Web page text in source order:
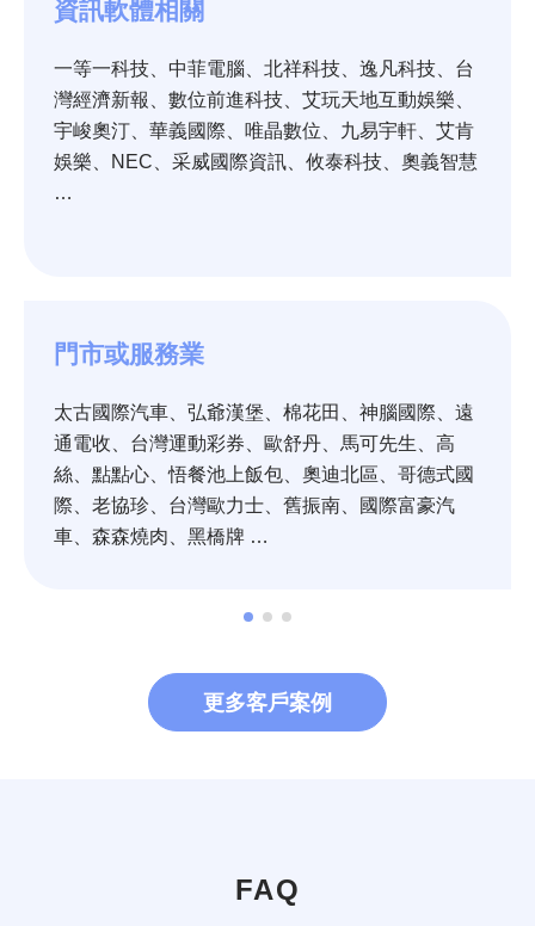
資訊軟體相關
一等一科技、中菲電腦、北祥科技、逸凡科技、台
灣經濟新報、數位前進科技、艾玩天地互動娛樂、
宇峻奧汀、華義國際、唯晶數位、九易宇軒、艾肯
娛樂、NEC、采威國際資訊、攸泰科技、奧義智慧
…
門市或服務業
太古國際汽車、弘爺漢堡、棉花田、神腦國際、遠
通電收、台灣運動彩券、歐舒丹、馬可先生、高
絲、點點心、悟餐池上飯包、奧迪北區、哥德式國
際、老協珍、台灣歐力士、舊振南、國際富豪汽
車、森森燒肉、黑橋牌 …
更多客戶案例
FAQ